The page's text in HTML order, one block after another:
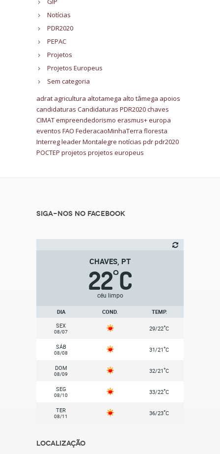
Notícias
PDR2020
PEPAC
Projetos
Projetos Europeus
Sem categoria
adrat agricultura altotamega alto tâmega apoios
candidaturas Candidaturas PDR2020chaves
CIMATempreendedorismo erasmus+europa
eventos FAO FederacaoMinhaTerra floresta
InterregleaderMontalegre notícias pdrpdr2020
POCTEP projetos projetos europeus
Siga-nos no Facebook
CHAVES, PT
22°C
céu limpo
DIA COND.
TEMP.
SEX
08/07 29/22°C
SÁB
08/08 31/21°C
DOM
08/09 32/21°C
SEG
08/10 33/22°C
TER
08/11 36/23°C
Localização